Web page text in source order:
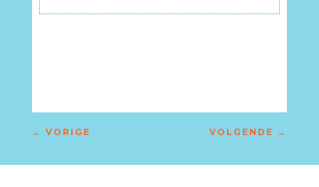
← VORIGE VOLGENDE →